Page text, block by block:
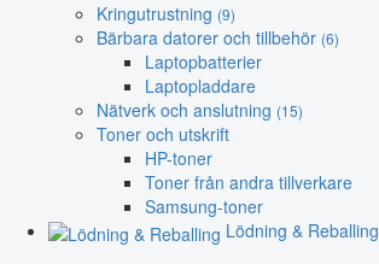
Kringutrustning (9)
Bärbara datorer och tillbehör (6)
Laptopbatterier
Laptopladdare
Nätverk och anslutning (15)
Toner och utskrift
HP-toner
Toner från andra tillverkare
Samsung-toner
Lödning & Reballing